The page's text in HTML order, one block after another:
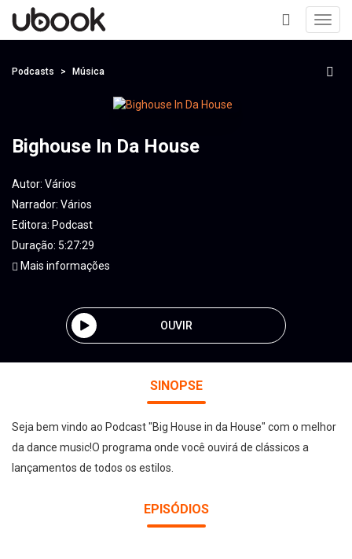
+
Podcasts Música
Bighouse In Da House
Autor: Vários
Narrador: Vários
Editora: Podcast
Duração: 5:27:29
Mais informações
OUVIR
SINOPSE
Seja bem vindo ao Podcast "Big House in da House" com o melhor
da dance music!O programa onde você ouvirá de clássicos a
lançamentos de todos os estilos.
EPISÓDIOS